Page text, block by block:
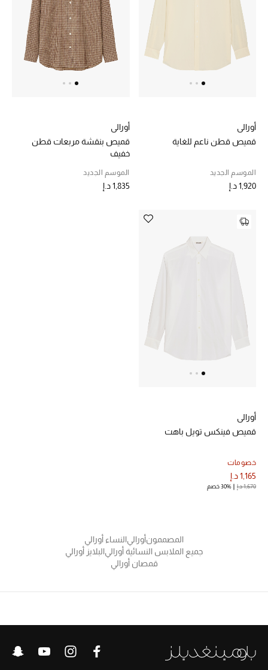
خصم حتى 70%
تسوقوا الآن
ما وصلنا حديثاً
النساء
الحقائب النسائية
أحذية النسائية
الرجال
الجمال
الأطفال
مستلزمات المنزل
الموسم الجديد
ركن أناقة المنتجعات
أورالي
قميص قطن ناعم للغاية
الموسم الجديد
1,920 د.إ
أورالي
قميص بنقشة مربعات قطن
خفيف
الموسم الجديد
1,835 د.إ
أورالي
قميص فينكس تويل باهت
خصومات
1,165 د.إ
1,670 د.إ 30% خصم
المصممونأوراليالنساء أورالي
جميع الملابس النسائية أوراليالبلايز أورالي
قمصان أورالي